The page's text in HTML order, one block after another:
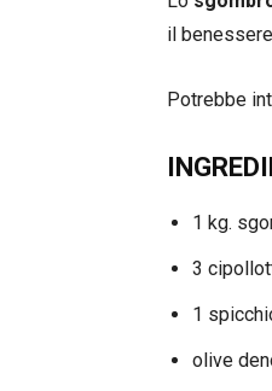
il
Potrebbe
1 kg.
3
1
olive